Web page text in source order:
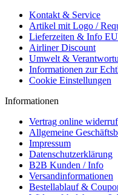
Kontakt & Service
Artikel mit Logo /
Lieferzeiten & Info
Airliner Discount
Umwelt &
Informationen zur
Cookie Einstellungen
Informationen
Vertrag online
Allgemeine
Impressum
Datenschutzerklärung
B2B Kunden / Info
Versandinformationen
Bestellablauf &